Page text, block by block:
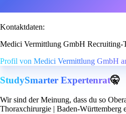
Kontaktdaten:
Medici Vermittlung GmbH Recruiting-
Profil von Medici Vermittlung GmbH
StudySmarter Expertenrat🤫
Wir sind der Meinung, dass du so
Thoraxchirurgie | Baden-Württemberg